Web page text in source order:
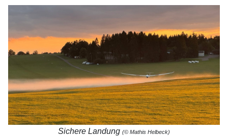
Sichere Landung (© Mathis Helbeck)